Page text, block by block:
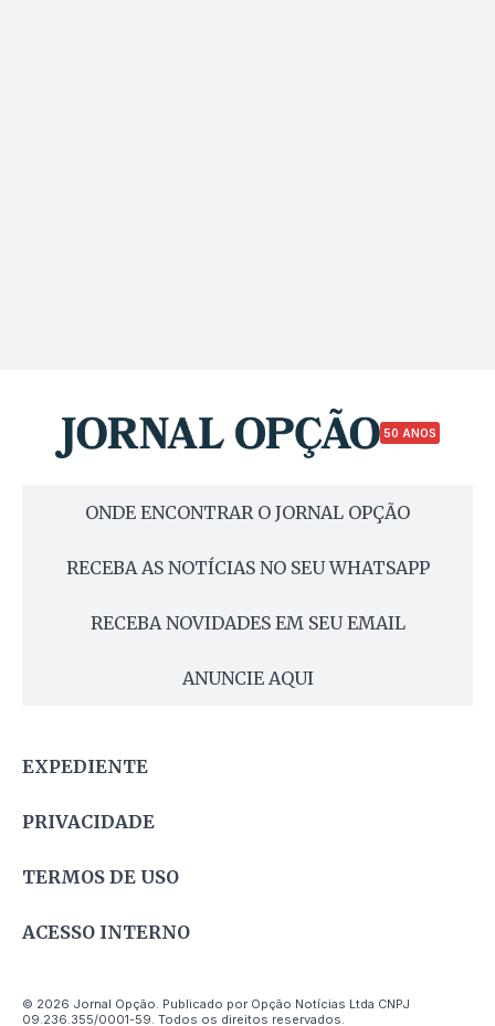
50 ANOS
ONDE ENCONTRAR O JORNAL OPÇÃO
RECEBA AS NOTÍCIAS NO SEU WHATSAPP
RECEBA NOVIDADES EM SEU EMAIL
ANUNCIE AQUI
EXPEDIENTE
PRIVACIDADE
TERMOS DE USO
ACESSO INTERNO
© 2026 Jornal Opção. Publicado por Opção Notícias Ltda CNPJ
09.236.355/0001-59. Todos os direitos reservados.